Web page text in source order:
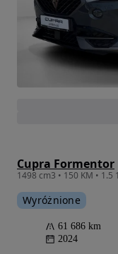
Cupra Formentor
Wyróżnione
61 686 km
2024